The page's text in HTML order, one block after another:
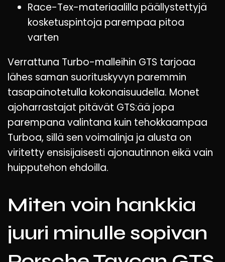
Race-Tex-materiaalilla päällystettyjä
kosketuspintoja parempaa pitoa
varten
Verrattuna Turbo-malleihin GTS tarjoaa
lähes saman suorituskyvyn paremmin
tasapainotetulla kokonaisuudella. Monet
ajoharrastajat pitävät GTS:ää jopa
parempana valintana kuin tehokkaampaa
Turboa, sillä sen voimalinja ja alusta on
viritetty ensisijaisesti ajonautinnon eikä vain
huipputehon ehdoilla.
Miten voin hankkia
juuri minulle sopivan